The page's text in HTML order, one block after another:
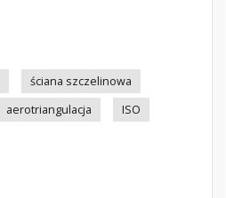
ściana szczelinowa
aerotriangulacja
ISO